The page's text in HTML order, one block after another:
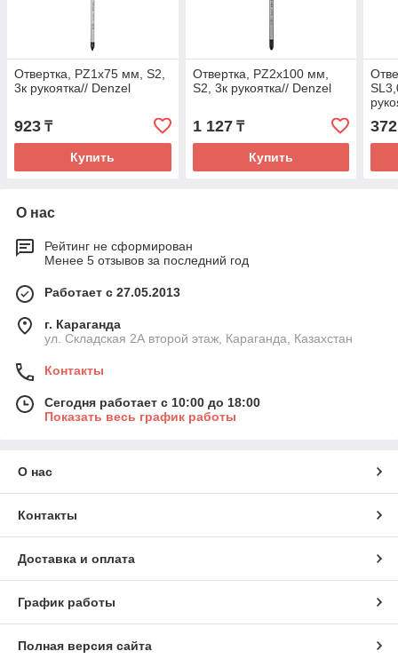
Отвертка, PZ1x75 мм, S2,
3к рукоятка// Denzel
923 ₸
Купить
Отвертка, PZ2x100 мм,
S2, 3к рукоятка// Denzel
1 127₸
Купить
372
О нас
Рейтинг не сформирован
Менее 5 отзывов за последний год
Работает с 27.05.2013
г. Караганда
ул. Складская 2А второй этаж, Караганда, Казахстан
Контакты
Сегодня работает с 10:00 до 18:00
Показать весь график работы
О нас
Контакты
Доставка и оплата
График работы
Полная версия сайта